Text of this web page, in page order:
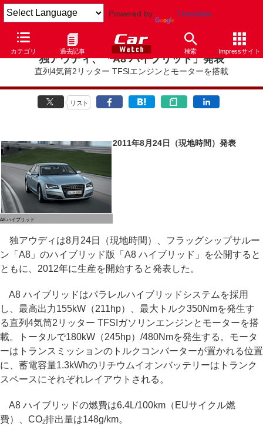
Powered by Translate
カテゴリ 過去記事 検索 Impressサイト
独アウディ、「A8 ハイブリッド」発表
直列4気筒2リッター TFSIエンジンとモーターを搭載
リスト
A8 ハイブリッド
2011年8月24日（現地時間）発表
独アウディは8月24日（現地時間）、フラッグシップサルー
ン「A8」のハイブリッド版「A8 ハイブリッド」を公開すると
ともに、2012年に生産を開始すると発表した。
A8 ハイブリッドはパラレルハイブリッドシステムを採用
し、最高出力155kW（211hp）、最大トルク350Nmを発生す
る直列4気筒2リッター TFSIガソリンエンジンとモーターを搭
載。トータルで180kW（245hp）/480Nmを発生する。モータ
ーはトランスミッションのトルクコンバーターが置かれる位置
に、蓄電容量1.3kWhのリチウムイオンバッテリーはトランク
スペースにそれぞれレイアウトされる。
A8 ハイブリッドの燃費は6.4L/100km（EUサイクル燃
費）、CO2排出量は148g/km。